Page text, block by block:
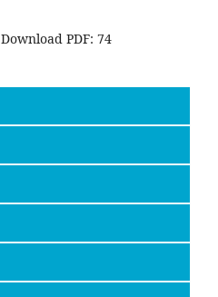
Download PDF: 74